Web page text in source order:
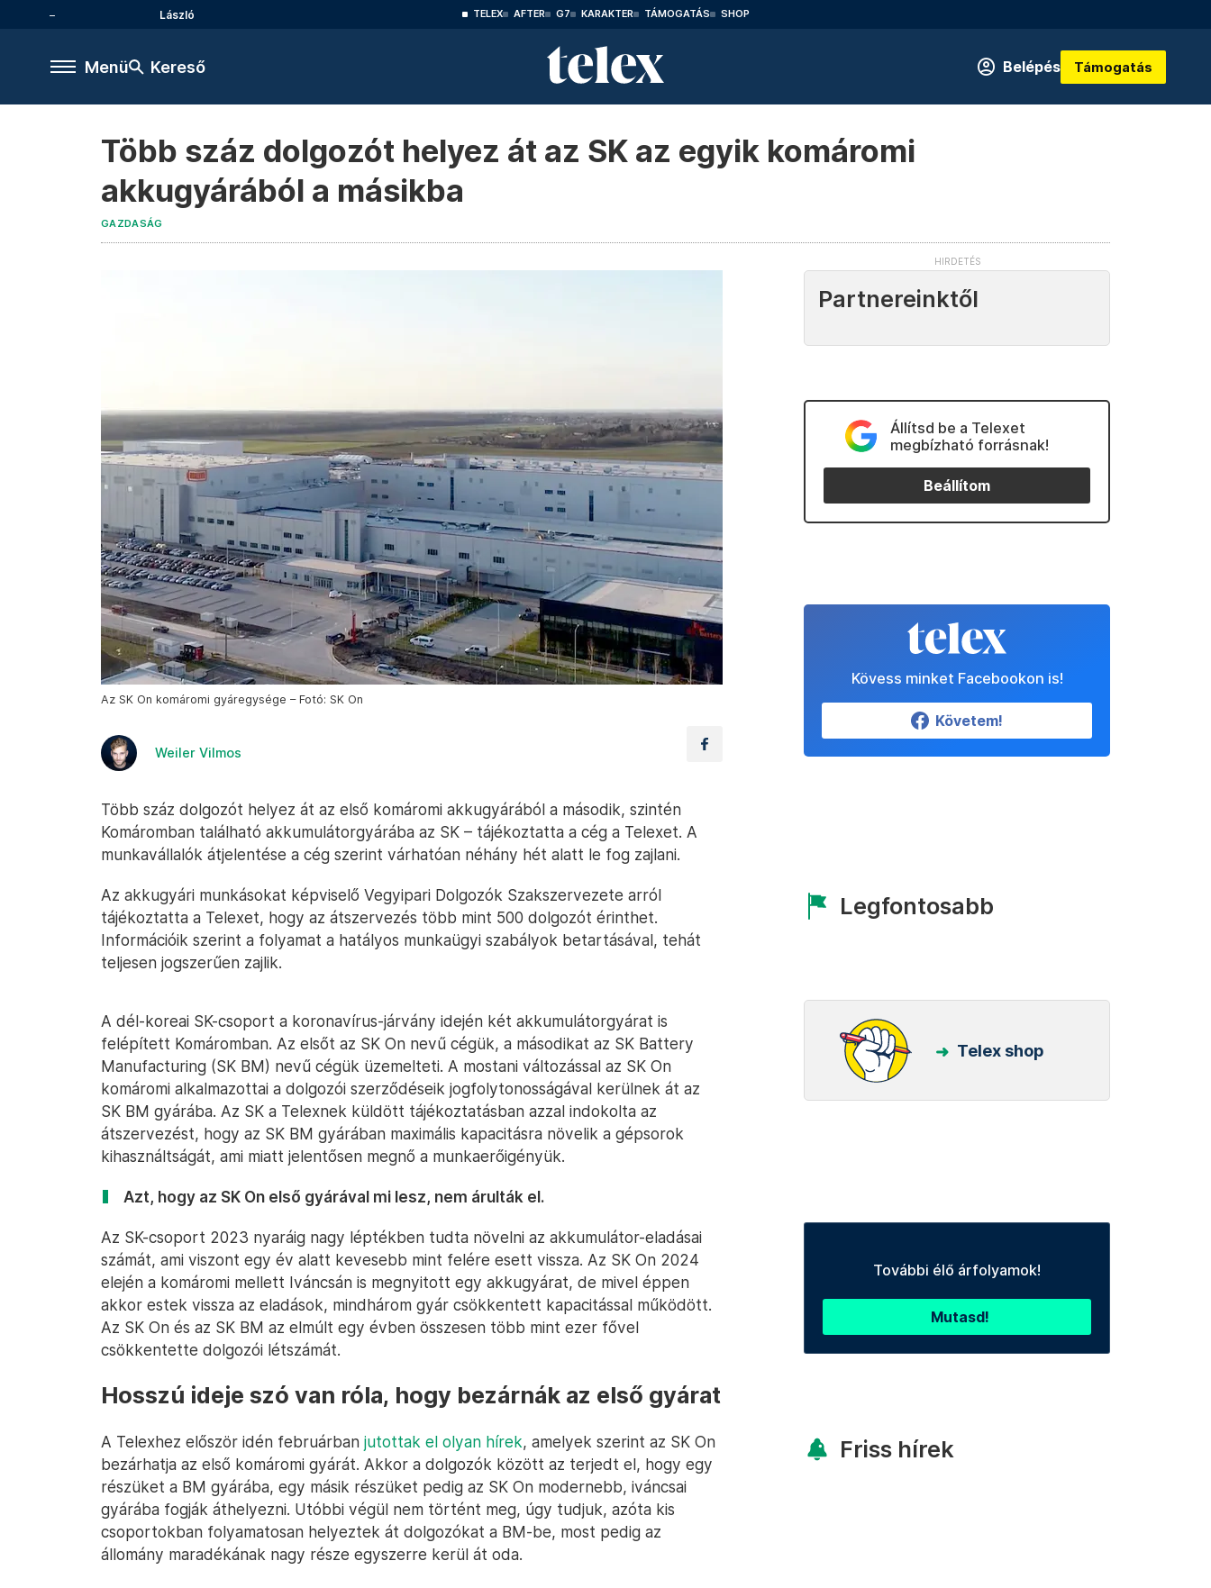
László TELEX AFTER G7 KARAKTER TÁMOGATÁS SHOP
Menü Kereső Belépés Támogatás
Több száz dolgozót helyez át az SK az egyik komáromi
akkugyárából a másikba
GAZDASÁG
Az SK On komáromi gyáregysége – Fotó: SK On
Weiler Vilmos
Több száz dolgozót helyez át az első komáromi akkugyárából a második, szintén
Komáromban található akkumulátorgyárába az SK – tájékoztatta a cég a Telexet. A
munkavállalók átjelentése a cég szerint várhatóan néhány hét alatt le fog zajlani.
Az akkugyári munkásokat képviselő Vegyipari Dolgozók Szakszervezete arról
tájékoztatta a Telexet, hogy az átszervezés több mint 500 dolgozót érinthet.
Információik szerint a folyamat a hatályos munkaügyi szabályok betartásával, tehát
teljesen jogszerűen zajlik.
A dél-koreai SK-csoport a koronavírus-járvány idején két akkumulátorgyárat is
felépített Komáromban. Az elsőt az SK On nevű cégük, a másodikat az SK Battery
Manufacturing (SK BM) nevű cégük üzemelteti. A mostani változással az SK On
komáromi alkalmazottai a dolgozói szerződéseik jogfolytonosságával kerülnek át az
SK BM gyárába. Az SK a Telexnek küldött tájékoztatásban azzal indokolta az
átszervezést, hogy az SK BM gyárában maximális kapacitásra növelik a gépsorok
kihasználtságát, ami miatt jelentősen megnő a munkaerőigényük.
Azt, hogy az SK On első gyárával mi lesz, nem árulták el.
Az SK-csoport 2023 nyaráig nagy léptékben tudta növelni az akkumulátor-eladásai
számát, ami viszont egy év alatt kevesebb mint felére esett vissza. Az SK On 2024
elején a komáromi mellett Iváncsán is megnyitott egy akkugyárat, de mivel éppen
akkor estek vissza az eladások, mindhárom gyár csökkentett kapacitással működött.
Az SK On és az SK BM az elmúlt egy évben összesen több mint ezer fővel
csökkentette dolgozói létszámát.
Hosszú ideje szó van róla, hogy bezárnák az első gyárat
A Telexhez először idén februárban jutottak el olyan hírek, amelyek szerint az SK On
bezárhatja az első komáromi gyárát. Akkor a dolgozók között az terjedt el, hogy egy
részüket a BM gyárába, egy másik részüket pedig az SK On modernebb, iváncsai
gyárába fogják áthelyezni. Utóbbi végül nem történt meg, úgy tudjuk, azóta kis
csoportokban folyamatosan helyeztek át dolgozókat a BM-be, most pedig az
állomány maradékának nagy része egyszerre kerül át oda.
Partnereinktől
Állítsd be a Telexet
megbízható forrásnak!
Beállítom
Kövess minket Facebookon is!
Követem!
Legfontosabb
Telex shop
További élő árfolyamok!
Mutasd!
Friss hírek